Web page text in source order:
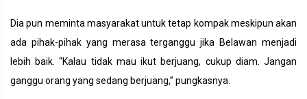
Dia pun meminta masyarakat untuk tetap kompak meskipun akan
ada pihak-pihak yang merasa terganggu jika Belawan menjadi
lebih baik. “Kalau tidak mau ikut berjuang, cukup diam. Jangan
ganggu orang yang sedang berjuang,” pungkasnya.